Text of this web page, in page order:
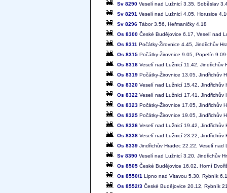
Sv 8290 Veselí nad Lužnicí 3.35, Soběslav
Sv 8291 Veselí nad Lužnicí 4.05, Horusice
Sv 8296 Tábor 3.56, Heřmaničky 4.18
Os 8300 České Budějovice 6.17, Veselí nad
Os 8311 Počátky-Žirovnice 4.45, Jindřichův
Os 8315 Počátky-Žirovnice 9.05, Popelín
Os 8316 Veselí nad Lužnicí 11.42, Jindřichův
Os 8319 Počátky-Žirovnice 13.05, Jindřichův
Os 8320 Veselí nad Lužnicí 15.42, Jindřichův
Os 8322 Veselí nad Lužnicí 17.41, Jindřichův
Os 8323 Počátky-Žirovnice 17.05, Jindřichův
Os 8325 Počátky-Žirovnice 19.05, Jindřichův
Os 8336 Veselí nad Lužnicí 19.42, Jindřichův
Os 8338 Veselí nad Lužnicí 23.22, Jindřichův
Os 8339 Jindřichův Hradec 22.22, Veselí nad
Sv 8390 Veselí nad Lužnicí 3.20, Jindřichův
Os 8505 České Budějovice 16.02, Horní
Os 8550/1 Lipno nad Vltavou 5.30, Rybník
Os 8552/3 České Budějovice 20.12, Rybník